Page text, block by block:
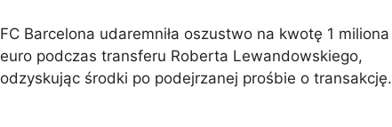
FC Barcelona udaremniła oszustwo na kwotę 1 miliona
euro podczas transferu Roberta Lewandowskiego,
odzyskując środki po podejrzanej prośbie o transakcję.